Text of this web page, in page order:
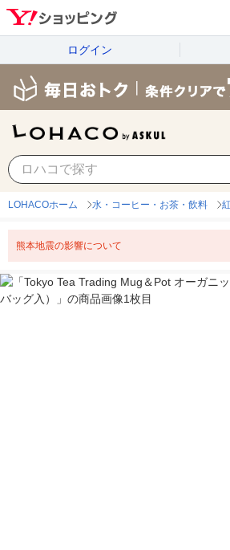
ログイン
LOHACOホーム 水・コーヒー・お茶・飲料
熊本地震の影響について